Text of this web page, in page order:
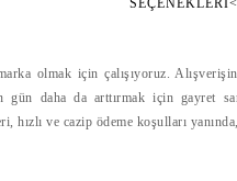
olmak için çalışıyoruz.
gün daha da arttırmak için
ve cazip ödeme koşulları